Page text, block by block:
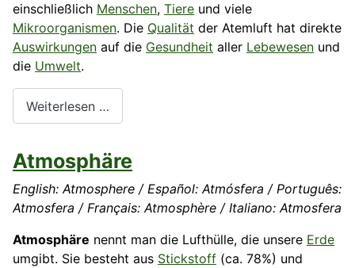
einschließlich Menschen, Tiere und viele
Mikroorganismen. Die Qualität der Atemluft hat direkte
Auswirkungen auf die Gesundheit aller Lebewesen und
die Umwelt.
Weiterlesen …
Atmosphäre
English: Atmosphere / Español: Atmósfera / Português:
Atmosfera / Français: Atmosphère / Italiano: Atmosfera
Atmosphäre nennt man die Lufthülle, die unsere Erde
umgibt. Sie besteht aus Stickstoff (ca. 78%) und